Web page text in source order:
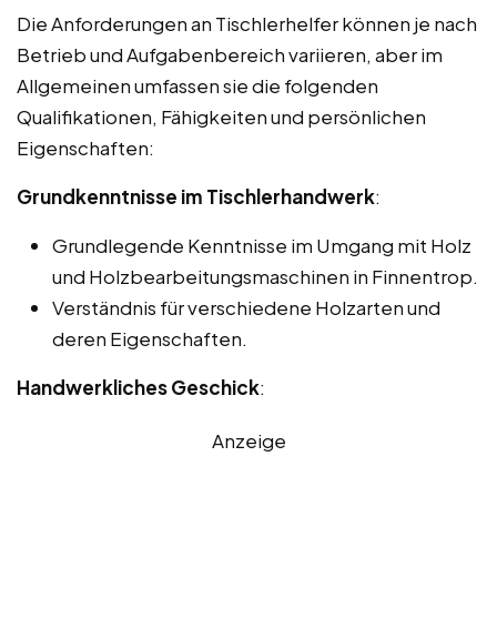
Die Anforderungen an Tischlerhelfer können je nach
Betrieb und Aufgabenbereich variieren, aber im
Allgemeinen umfassen sie die folgenden
Qualifikationen, Fähigkeiten und persönlichen
Eigenschaften:
Grundkenntnisse im Tischlerhandwerk:
Grundlegende Kenntnisse im Umgang mit Holz
und Holzbearbeitungsmaschinen in Finnentrop.
Verständnis für verschiedene Holzarten und
deren Eigenschaften.
Handwerkliches Geschick:
Anzeige